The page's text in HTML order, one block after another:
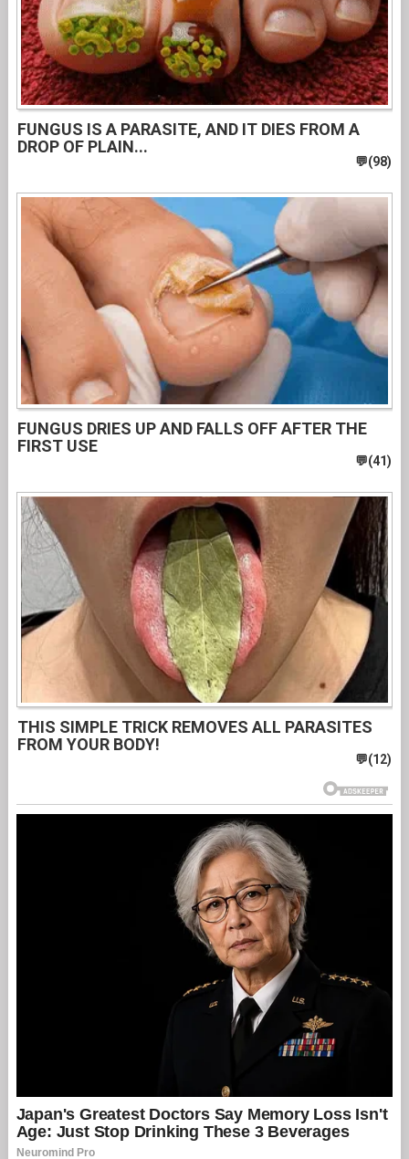
FUNGUS IS A PARASITE, AND IT DIES FROM A
DROP OF PLAIN...
FUNGUS DRIES UP AND FALLS OFF AFTER THE
FIRST USE
THIS SIMPLE TRICK REMOVES ALL PARASITES
FROM YOUR BODY!